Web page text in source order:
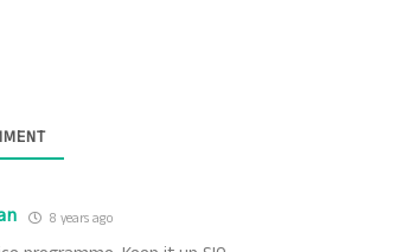
8 years ago